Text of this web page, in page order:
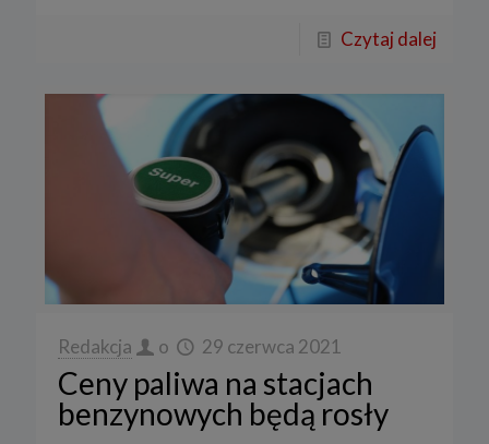
Czytaj dalej
Redakcja o 29 czerwca 2021
Ceny paliwa na stacjach
benzynowych będą rosły